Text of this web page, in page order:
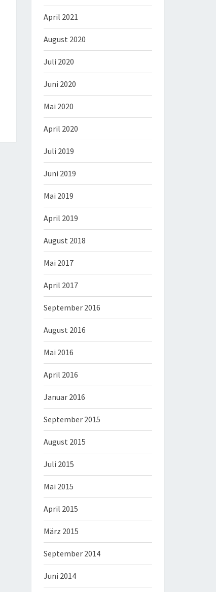
April 2021
August 2020
Juli 2020
Juni 2020
Mai 2020
April 2020
Juli 2019
Juni 2019
Mai 2019
April 2019
August 2018
Mai 2017
April 2017
September 2016
August 2016
Mai 2016
April 2016
Januar 2016
September 2015
August 2015
Juli 2015
Mai 2015
April 2015
März 2015
September 2014
Juni 2014